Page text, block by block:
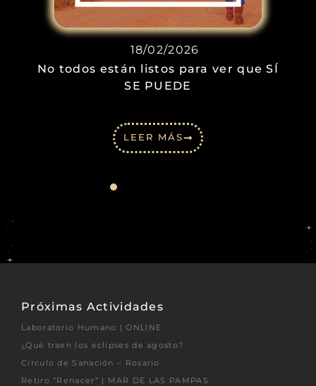
18/02/2026
No todos están listos para ver que SÍ
SE PUEDE
LEER MÁS
Próximas Actividades
Laboratorio Humano | ONLINE
¿Qué traen los eclipses de agosto?
Circulo de Sanación – Rosario
Retiro “Renacer” | MAR DE LAS PAMPAS